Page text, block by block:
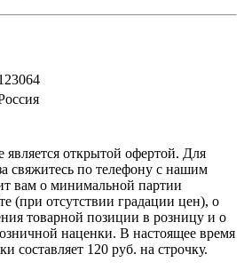
открытой офертой. Для
свяжитесь по телефону с нашим
вам о минимальной партии
(при отсутствии градации цен), о
товарной позиции в розницу и о
наценки. В настоящее время
составляет 120 руб. на строчку.